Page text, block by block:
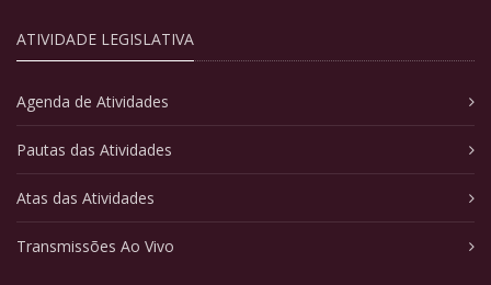
ATIVIDADE LEGISLATIVA
Agenda de Atividades
Pautas das Atividades
Atas das Atividades
Transmissões Ao Vivo